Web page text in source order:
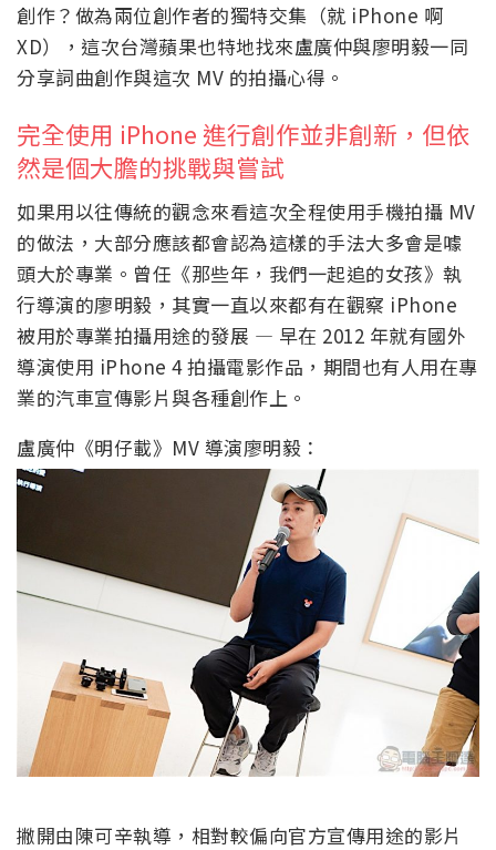
創作？做為兩位創作者的獨特交集（就 iPhone 啊
XD），這次台灣蘋果也特地找來盧廣仲與廖明毅一同
分享詞曲創作與這次 MV 的拍攝心得。
完全使用 iPhone 進行創作並非創新，但依
然是個大膽的挑戰與嘗試
如果用以往傳統的觀念來看這次全程使用手機拍攝 MV
的做法，大部分應該都會認為這樣的手法大多會是噱
頭大於專業。曾任《那些年，我們一起追的女孩》執
行導演的廖明毅，其實一直以來都有在觀察 iPhone
被用於專業拍攝用途的發展 — 早在 2012 年就有國外
導演使用 iPhone 4 拍攝電影作品，期間也有人用在專
業的汽車宣傳影片與各種創作上。
盧廣仲《明仔載》MV 導演廖明毅：
撇開由陳可辛執導，相對較偏向官方宣傳用途的影片